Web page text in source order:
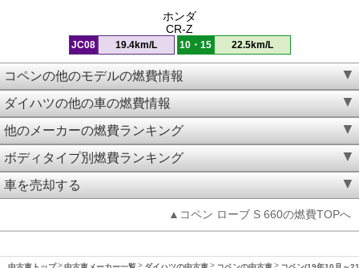
ホンダ
CR-Z
JC08 19.4km/L 10・15 22.5km/L
コペンの他のモデルの燃費情報
ダイハツの他の車の燃費情報
他のメーカーの燃費ランキング
ボディタイプ別燃費ランキング
車を売却する
▲コペン ローブ S 660の燃費TOPへ